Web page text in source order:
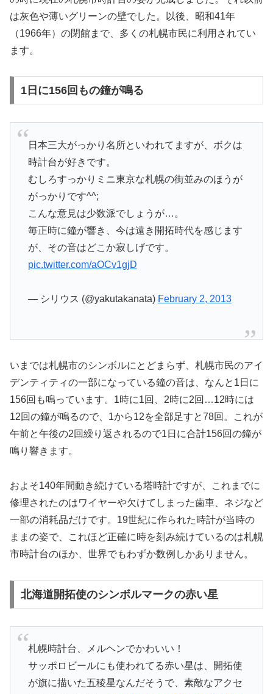
は灰色や薄いグリーンの壁でした。以後、昭和41年
（1966年）の閉館まで、多くの札幌市民に利用されてい
ます。
1日に156回もの鐘が鳴る
日本三大がっかり名所といわれてますが、ボクは
時計台が好きです。
むしろすっかりミニ東京な札幌の街並みのほうが
がっかりです^^;
こんな意見は少数派でしょうが…。
毎正時に鐘が響き、今は遠き開拓時代を感じます
が、その音はどこか寂しげです。
pic.twitter.com/aOCv1gjD
— シリウス (@yakutakanata) February 2, 2013
いまでは札幌市のシンボルにとどまらず、札幌市民のアイ
デンティティの一部になっている鐘の音は、なんと1日に
156回も鳴っています。1時に1回、2時に2回…12時には
12回の鐘が鳴るので、1から12を全部足すと78回。これが
午前と午後の2回繰り返されるので1日に合計156回の鐘が
鳴り響きます。
およそ140年間動き続けている塔時計ですが、これまでに
修理されたのはワイヤーや欠けてしまった歯車、ネジなど
一部の消耗品だけです。19世紀に作られた時計が当時の
ままの姿で、これほど正確に時を刻み続けているのは札幌
市時計台のほか、世界でもわずか数例しかありません。
北海道開拓使のシンボルマークの赤い星
札幌時計台、メルヘンでかわいい！
サッポロビールにも使われてる赤い星は、開拓使
が旗に描いた五稜星なんだそうで、素敵なアクセ